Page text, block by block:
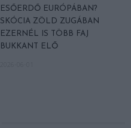
ESŐERDŐ EURÓPÁBAN?
SKÓCIA ZÖLD ZUGÁBAN
EZERNÉL IS TÖBB FAJ
BUKKANT ELŐ